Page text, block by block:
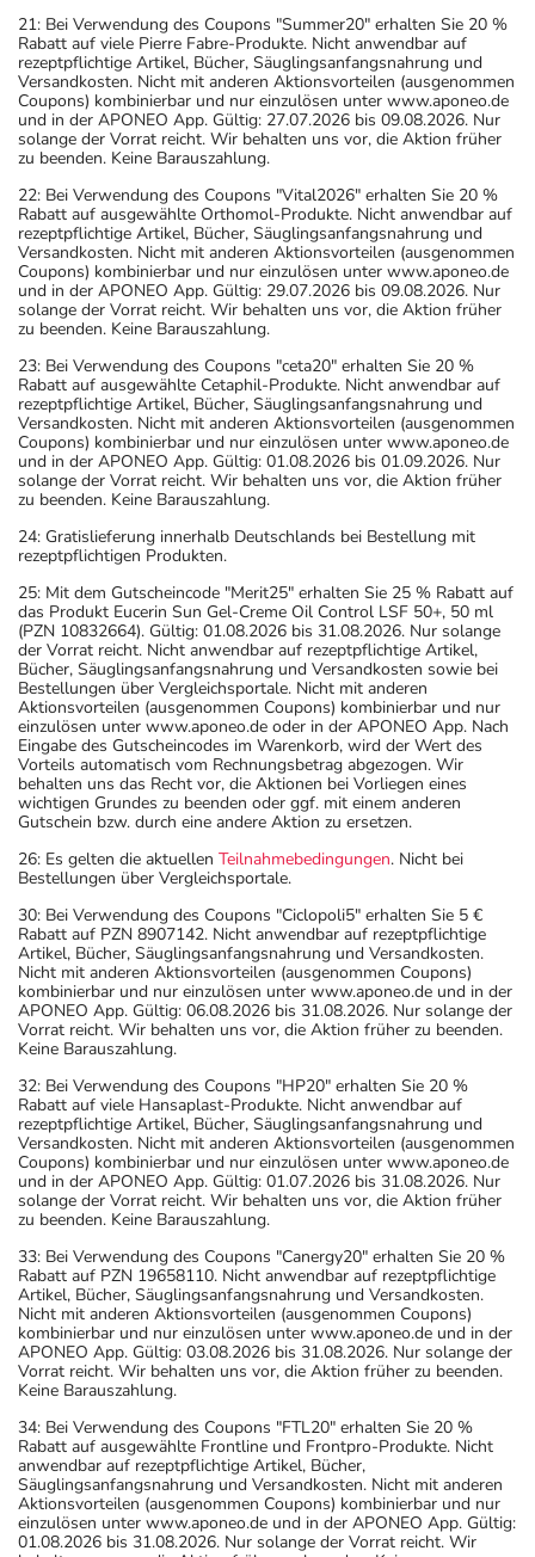
21: Bei Verwendung des Coupons "Summer20" erhalten Sie 20 %
Rabatt auf viele Pierre Fabre-Produkte. Nicht anwendbar auf
rezeptpflichtige Artikel, Bücher, Säuglingsanfangsnahrung und
Versandkosten. Nicht mit anderen Aktionsvorteilen (ausgenommen
Coupons) kombinierbar und nur einzulösen unter www.aponeo.de
und in der APONEO App. Gültig: 27.07.2026 bis 09.08.2026. Nur
solange der Vorrat reicht. Wir behalten uns vor, die Aktion früher
zu beenden. Keine Barauszahlung.
22: Bei Verwendung des Coupons "Vital2026" erhalten Sie 20 %
Rabatt auf ausgewählte Orthomol-Produkte. Nicht anwendbar auf
rezeptpflichtige Artikel, Bücher, Säuglingsanfangsnahrung und
Versandkosten. Nicht mit anderen Aktionsvorteilen (ausgenommen
Coupons) kombinierbar und nur einzulösen unter www.aponeo.de
und in der APONEO App. Gültig: 29.07.2026 bis 09.08.2026. Nur
solange der Vorrat reicht. Wir behalten uns vor, die Aktion früher
zu beenden. Keine Barauszahlung.
23: Bei Verwendung des Coupons "ceta20" erhalten Sie 20 %
Rabatt auf ausgewählte Cetaphil-Produkte. Nicht anwendbar auf
rezeptpflichtige Artikel, Bücher, Säuglingsanfangsnahrung und
Versandkosten. Nicht mit anderen Aktionsvorteilen (ausgenommen
Coupons) kombinierbar und nur einzulösen unter www.aponeo.de
und in der APONEO App. Gültig: 01.08.2026 bis 01.09.2026. Nur
solange der Vorrat reicht. Wir behalten uns vor, die Aktion früher
zu beenden. Keine Barauszahlung.
24: Gratislieferung innerhalb Deutschlands bei Bestellung mit
rezeptpflichtigen Produkten.
25: Mit dem Gutscheincode "Merit25" erhalten Sie 25 % Rabatt auf
das Produkt Eucerin Sun Gel-Creme Oil Control LSF 50+, 50 ml
(PZN 10832664). Gültig: 01.08.2026 bis 31.08.2026. Nur solange
der Vorrat reicht. Nicht anwendbar auf rezeptpflichtige Artikel,
Bücher, Säuglingsanfangsnahrung und Versandkosten sowie bei
Bestellungen über Vergleichsportale. Nicht mit anderen
Aktionsvorteilen (ausgenommen Coupons) kombinierbar und nur
einzulösen unter www.aponeo.de oder in der APONEO App. Nach
Eingabe des Gutscheincodes im Warenkorb, wird der Wert des
Vorteils automatisch vom Rechnungsbetrag abgezogen. Wir
behalten uns das Recht vor, die Aktionen bei Vorliegen eines
wichtigen Grundes zu beenden oder ggf. mit einem anderen
Gutschein bzw. durch eine andere Aktion zu ersetzen.
26: Es gelten die aktuellen Teilnahmebedingungen. Nicht bei
Bestellungen über Vergleichsportale.
30: Bei Verwendung des Coupons "Ciclopoli5" erhalten Sie 5 €
Rabatt auf PZN 8907142. Nicht anwendbar auf rezeptpflichtige
Artikel, Bücher, Säuglingsanfangsnahrung und Versandkosten.
Nicht mit anderen Aktionsvorteilen (ausgenommen Coupons)
kombinierbar und nur einzulösen unter www.aponeo.de und in der
APONEO App. Gültig: 06.08.2026 bis 31.08.2026. Nur solange der
Vorrat reicht. Wir behalten uns vor, die Aktion früher zu beenden.
Keine Barauszahlung.
32: Bei Verwendung des Coupons "HP20" erhalten Sie 20 %
Rabatt auf viele Hansaplast-Produkte. Nicht anwendbar auf
rezeptpflichtige Artikel, Bücher, Säuglingsanfangsnahrung und
Versandkosten. Nicht mit anderen Aktionsvorteilen (ausgenommen
Coupons) kombinierbar und nur einzulösen unter www.aponeo.de
und in der APONEO App. Gültig: 01.07.2026 bis 31.08.2026. Nur
solange der Vorrat reicht. Wir behalten uns vor, die Aktion früher
zu beenden. Keine Barauszahlung.
33: Bei Verwendung des Coupons "Canergy20" erhalten Sie 20 %
Rabatt auf PZN 19658110. Nicht anwendbar auf rezeptpflichtige
Artikel, Bücher, Säuglingsanfangsnahrung und Versandkosten.
Nicht mit anderen Aktionsvorteilen (ausgenommen Coupons)
kombinierbar und nur einzulösen unter www.aponeo.de und in der
APONEO App. Gültig: 03.08.2026 bis 31.08.2026. Nur solange der
Vorrat reicht. Wir behalten uns vor, die Aktion früher zu beenden.
Keine Barauszahlung.
34: Bei Verwendung des Coupons "FTL20" erhalten Sie 20 %
Rabatt auf ausgewählte Frontline und Frontpro-Produkte. Nicht
anwendbar auf rezeptpflichtige Artikel, Bücher,
Säuglingsanfangsnahrung und Versandkosten. Nicht mit anderen
Aktionsvorteilen (ausgenommen Coupons) kombinierbar und nur
einzulösen unter www.aponeo.de und in der APONEO App. Gültig:
01.08.2026 bis 31.08.2026. Nur solange der Vorrat reicht. Wir